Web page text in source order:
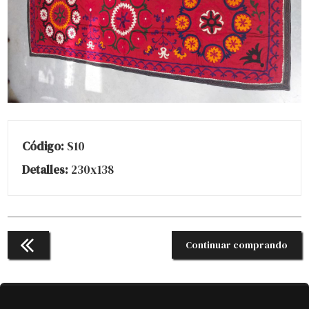
Código: S10
Detalles: 230x138
Continuar comprando